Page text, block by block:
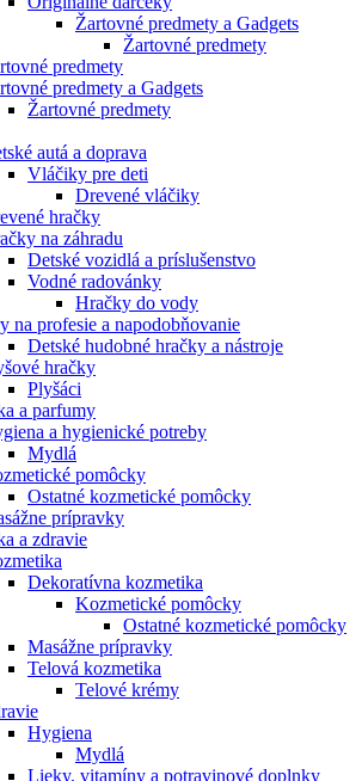
Žartovné predmety a Gadgets
Žartovné predmety
predmety
predmety a Gadgets
Žartovné predmety
autá a doprava
Vláčiky pre deti
Drevené vláčiky
hračky
na záhradu
Detské vozidlá a príslušenstvo
Vodné radovánky
Hračky do vody
na profesie a napodobňovanie
Detské hudobné hračky a nástroje
hračky
Plyšáci
a parfumy
a hygienické potreby
Mydlá
pomôcky
Ostatné kozmetické pomôcky
prípravky
a zdravie
Dekoratívna kozmetika
Kozmetické pomôcky
Ostatné kozmetické pomôcky
Masážne prípravky
Telová kozmetika
Telové krémy
Hygiena
Mydlá
Lieky, vitamíny a potravinové doplnky